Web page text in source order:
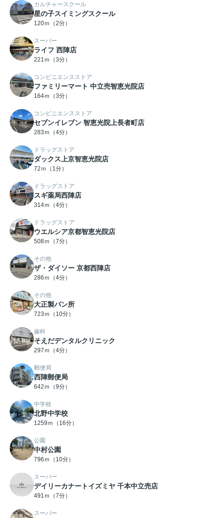
カルチャースクール
星の子スイミングスクール
120ｍ（2分）
スーパー
ライフ 西陣店
221ｍ（3分）
コンビニエンスストア
ファミリーマート 中立売智恵光院店
164ｍ（3分）
コンビニエンスストア
セブンイレブン 智恵光院上長者町店
283ｍ（4分）
ドラッグストア
ダックス上京智恵光院店
72ｍ（1分）
ドラッグストア
スギ薬局西陣店
314ｍ（4分）
ドラッグストア
ウエルシア京都智恵光院店
508ｍ（7分）
その他
ザ・ダイソー 京都西陣店
286ｍ（4分）
その他
大正製パン所
723ｍ（10分）
歯科
そえだデンタルクリニック
297ｍ（4分）
郵便局
西陣郵便局
642ｍ（9分）
中学校
北野中学校
1259ｍ（16分）
公園
中村公園
796ｍ（10分）
スーパー
デイリーカナートイズミヤ 千本中立売店
491ｍ（7分）
スーパー